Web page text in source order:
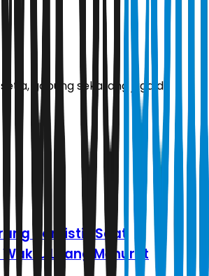
gabung sekarang juga di
Narsistik Saat
Luang Menurut